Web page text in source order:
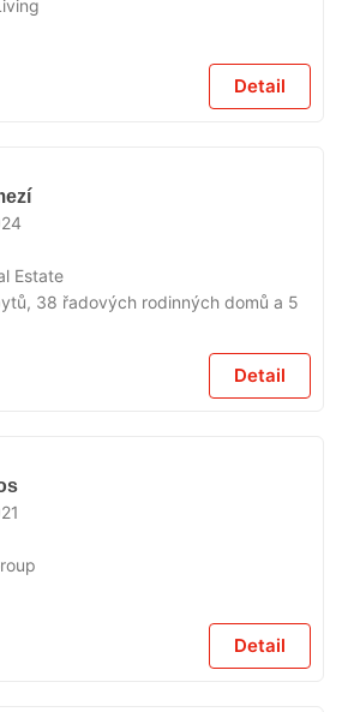
Detail
Estate
38 řadových rodinných domů a 5
Detail
Detail